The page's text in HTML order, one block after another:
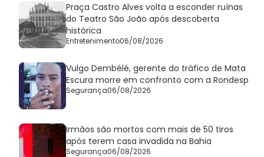
Praça Castro Alves volta a esconder ruínas
do Teatro São João após descoberta
histórica
Entretenimento06/08/2026
Vulgo Dembélé, gerente do tráfico de Mata
Escura morre em confronto com a Rondesp
Segurança06/08/2026
Irmãos são mortos com mais de 50 tiros
após terem casa invadida na Bahia
Segurança06/08/2026